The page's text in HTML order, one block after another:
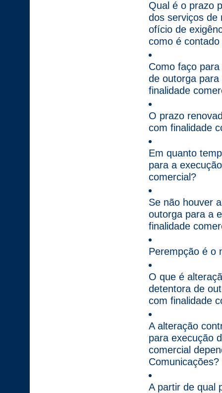
Qual é o prazo
dos serviços de
ofício de
como é
Como faço
de outorga
finalidade
O prazo
com finalidade
Em quanto
para a
comercial?
Se não houver
outorga para a
finalidade
Perempção é o
O que é
detentora de
com finalidade
A alteração
para execução
comercial
Comunicações?
A partir de qual